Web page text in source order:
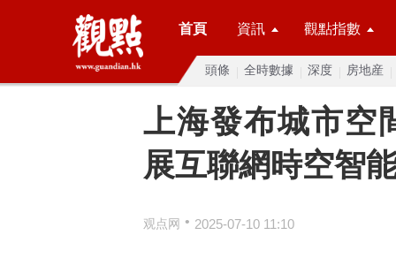
首頁 資訊 觀點指數
頭條 全時數據 深度 房地産
上海發布城市空
展互聯網時空智
观点网 • 2025-07-10 11:10